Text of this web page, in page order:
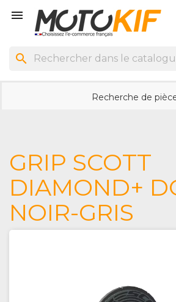

search
Recherche de
GRIP SCOTT
DIAMOND+
NOIR-GRIS